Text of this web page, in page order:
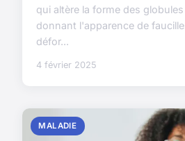
qui altère la forme des
donnant l'apparence de
défor...
4 février 2025
MALADIE